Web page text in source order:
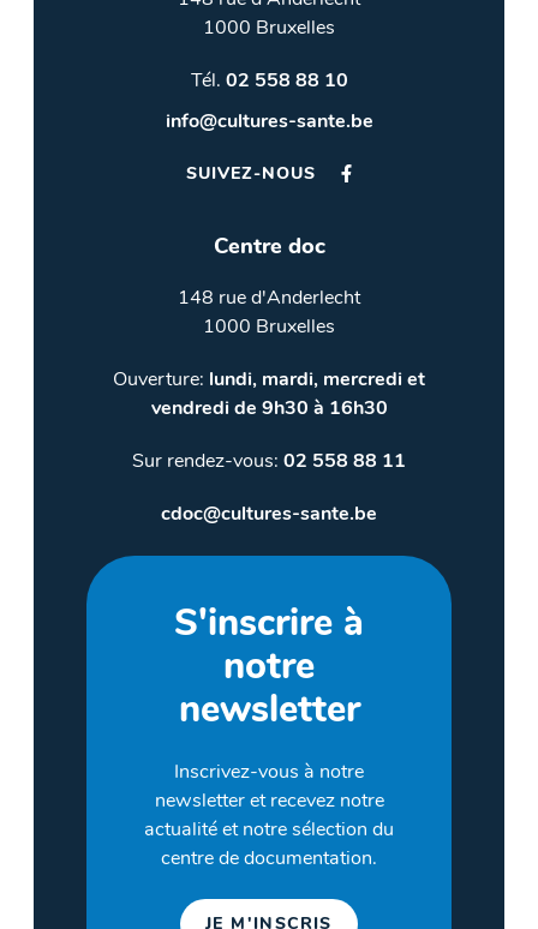
1000 Bruxelles
Tél. 02 558 88 10
info@cultures-sante.be
SUIVEZ-NOUS
Centre doc
148 rue d'Anderlecht
1000 Bruxelles
Ouverture: lundi, mardi, mercredi et
vendredi de 9h30 à 16h30
Sur rendez-vous: 02 558 88 11
cdoc@cultures-sante.be
S'inscrire à
notre
newsletter
Inscrivez-vous à notre
newsletter et recevez notre
actualité et notre sélection du
centre de documentation.
JE M'INSCRIS